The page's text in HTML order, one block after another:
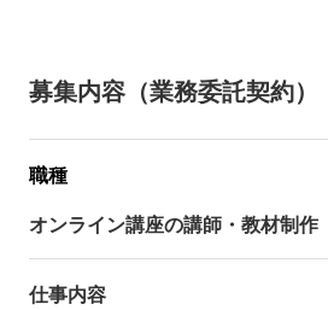
募集内容（業務委託契約）
職種
オンライン講座の講師・教材制作
仕事内容